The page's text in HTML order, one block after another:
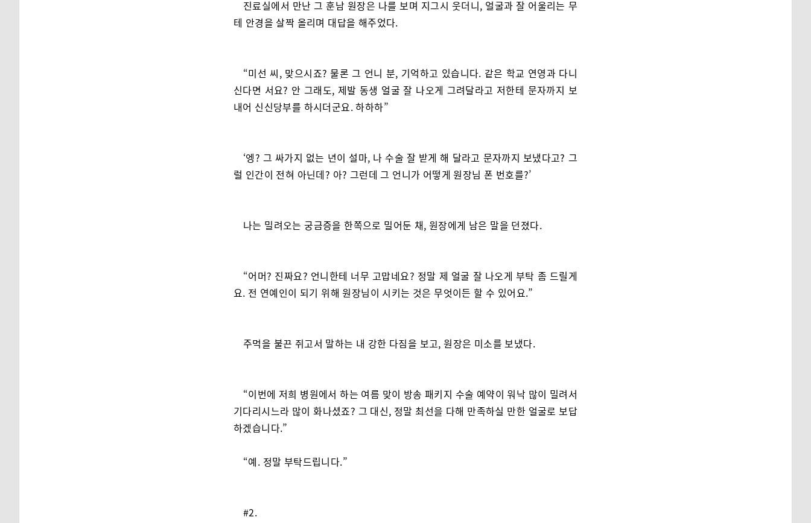
진료실에서 만난 그 훈남 원장은 나를 보며 지그시 웃더니, 얼굴과 잘 어울리는 무
테 안경을 살짝 올리며 대답을 해주었다.
“미선 씨, 맞으시죠? 물론 그 언니 분, 기억하고 있습니다. 같은 학교 연영과 다니
신다면 서요? 안 그래도, 제발 동생 얼굴 잘 나오게 그려달라고 저한테 문자까지 보
내어 신신당부를 하시더군요. 하하하”
‘엥? 그 싸가지 없는 년이 설마, 나 수술 잘 받게 해 달라고 문자까지 보냈다고? 그
럴 인간이 전혀 아닌데? 아? 그런데 그 언니가 어떻게 원장님 폰 번호를?’
나는 밀려오는 궁금증을 한쪽으로 밀어둔 채, 원장에게 남은 말을 던졌다.
“어머? 진짜요? 언니한테 너무 고맙네요? 정말 제 얼굴 잘 나오게 부탁 좀 드릴게
요. 전 연예인이 되기 위해 원장님이 시키는 것은 무엇이든 할 수 있어요.”
주먹을 불끈 쥐고서 말하는 내 강한 다짐을 보고, 원장은 미소를 보냈다.
“이번에 저희 병원에서 하는 여름 맞이 방송 패키지 수술 예약이 워낙 많이 밀려서
기다리시느라 많이 화나셨죠? 그 대신, 정말 최선을 다해 만족하실 만한 얼굴로 보답
하겠습니다.”
“예. 정말 부탁드립니다.”
#2.